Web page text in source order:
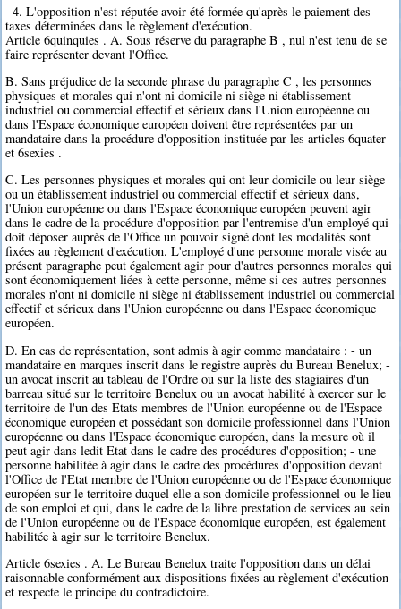
4. L'opposition n'est réputée avoir été formée qu'après le paiement des
taxes déterminées dans le règlement d'exécution.
Article 6quinquies . A. Sous réserve du paragraphe B , nul n'est tenu de se
faire représenter devant l'Office.
B. Sans préjudice de la seconde phrase du paragraphe C , les personnes
physiques et morales qui n'ont ni domicile ni siège ni établissement
industriel ou commercial effectif et sérieux dans l'Union européenne ou
dans l'Espace économique européen doivent être représentées par un
mandataire dans la procédure d'opposition instituée par les articles 6quater
et 6sexies .
C. Les personnes physiques et morales qui ont leur domicile ou leur siège
ou un établissement industriel ou commercial effectif et sérieux dans,
l'Union européenne ou dans l'Espace économique européen peuvent agir
dans le cadre de la procédure d'opposition par l'entremise d'un employé qui
doit déposer auprès de l'Office un pouvoir signé dont les modalités sont
fixées au règlement d'exécution. L'employé d'une personne morale visée au
présent paragraphe peut également agir pour d'autres personnes morales qui
sont économiquement liées à cette personne, même si ces autres personnes
morales n'ont ni domicile ni siège ni établissement industriel ou commercial
effectif et sérieux dans l'Union européenne ou dans l'Espace économique
européen.
D. En cas de représentation, sont admis à agir comme mandataire : - un
mandataire en marques inscrit dans le registre auprès du Bureau Benelux; -
un avocat inscrit au tableau de l'Ordre ou sur la liste des stagiaires d'un
barreau situé sur le territoire Benelux ou un avocat habilité à exercer sur le
territoire de l'un des Etats membres de l'Union européenne ou de l'Espace
économique européen et possédant son domicile professionnel dans l'Union
européenne ou dans l'Espace économique européen, dans la mesure où il
peut agir dans ledit Etat dans le cadre des procédures d'opposition; - une
personne habilitée à agir dans le cadre des procédures d'opposition devant
l'Office de l'Etat membre de l'Union européenne ou de l'Espace économique
européen sur le territoire duquel elle a son domicile professionnel ou le lieu
de son emploi et qui, dans le cadre de la libre prestation de services au sein
de l'Union européenne ou de l'Espace économique européen, est également
habilitée à agir sur le territoire Benelux.
Article 6sexies . A. Le Bureau Benelux traite l'opposition dans un délai
raisonnable conformément aux dispositions fixées au règlement d'exécution
et respecte le principe du contradictoire.